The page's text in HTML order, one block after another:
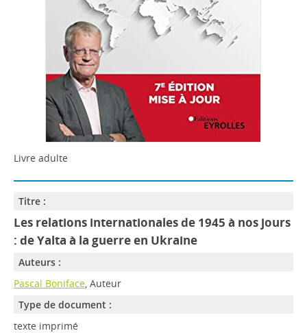
Livre adulte
Titre :
Les relations internationales de 1945 à nos jours
: de Yalta à la guerre en Ukraine
Auteurs :
Pascal Boniface, Auteur
Type de document :
texte imprimé